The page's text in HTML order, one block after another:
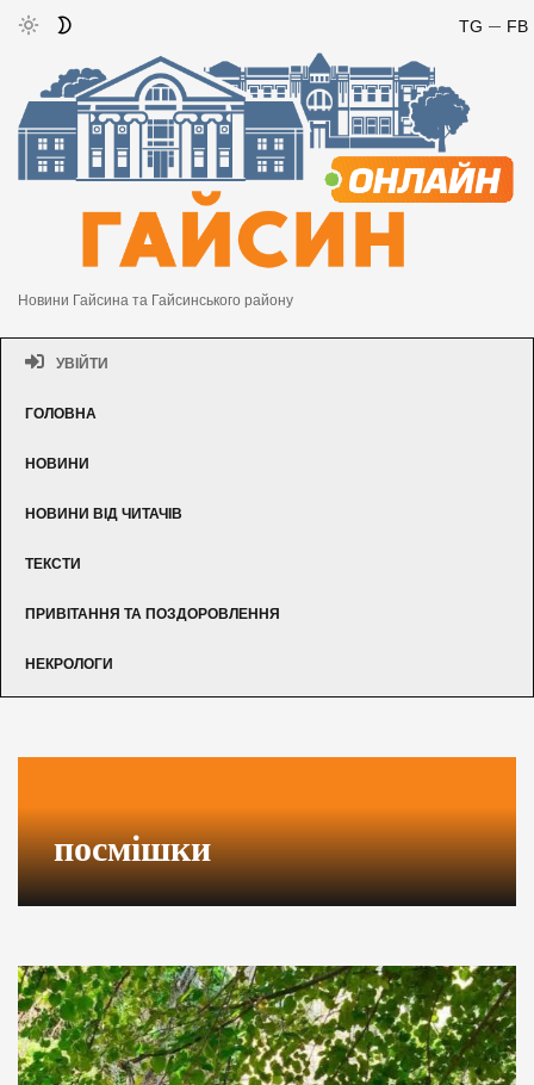
FB
TG
Новини Гайсина та Гайсинського району
УВІЙТИ
ГОЛОВНА
НОВИНИ
НОВИНИ ВІД ЧИТАЧІВ
ТЕКСТИ
ПРИВІТАННЯ ТА ПОЗДОРОВЛЕННЯ
НЕКРОЛОГИ
посмішки